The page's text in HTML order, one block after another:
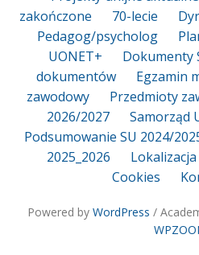
zakończone
70-lecie
Pedagog/psycholog
UONET+
Dokumenty
dokumentów
Egzamin
zawodowy
Przedmioty
2026/2027
Samorząd
Podsumowanie SU 2024/
2025_2026
Cookies
Powered by WordPress /